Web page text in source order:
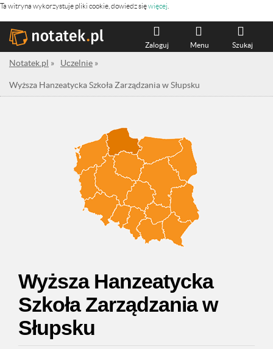
Ta witryna wykorzystuje pliki cookie, dowiedz sięwięcej
Szukaj
Menu
Zaloguj
Notatek.pl » Uczelnie »
Wyższa Hanzeatycka Szkoła Zarządzania w Słupsku
Wyższa Hanzeatycka
Szkoła Zarządzania w
Słupsku